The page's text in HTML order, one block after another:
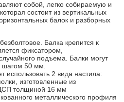
собой, легко собираемую и
состоит из вертикальных
балок и разборных
Балка крепится к
фиксатором,
подъема. Балки могут
шагом 50 мм.
использовать 2 вида настила:
изготовленные из
толщиной 16 мм
металлического профиля